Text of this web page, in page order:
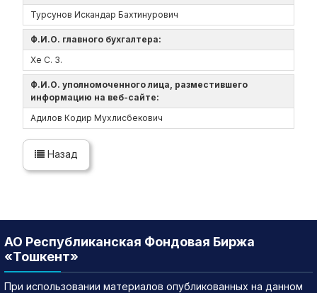
Турсунов Искандар Бахтинурович
Ф.И.О. главного бухгалтера:
Хе С. З.
Ф.И.О. уполномоченного лица, разместившего
информацию на веб-сайте:
Адилов Кодир Мухлисбекович
Назад
АО Республиканская Фондовая Биржа
«Тошкент»
При использовании материалов опубликованных на данном